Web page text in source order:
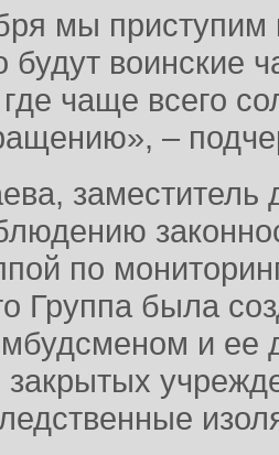
мы приступим
будут воинские
чаще всего
–
заместитель
по
Группа была
и ее
закрытых